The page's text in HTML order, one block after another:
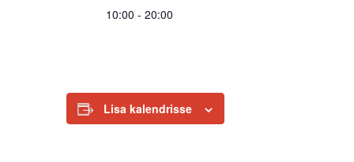
10:00 - 20:00
Lisa kalendrisse